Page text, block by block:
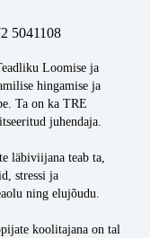
5041108
Loomise ja
hingamise ja
Ta on ka TRE
juhendaja.
läbiviijana teab ta,
stressi ja
ning elujõudu.
koolitajana on tal